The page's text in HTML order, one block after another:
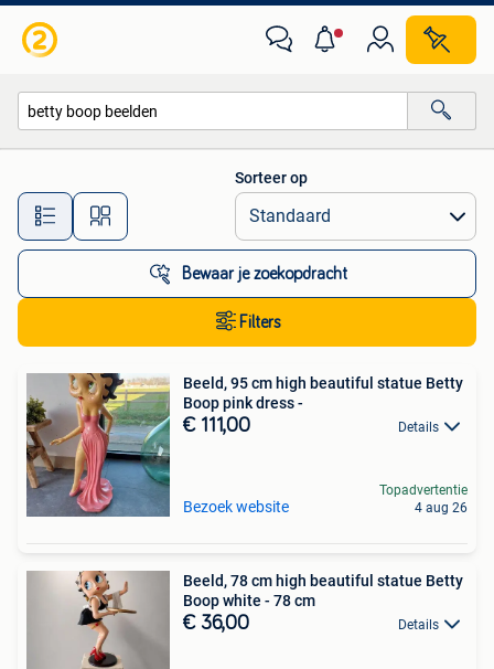
Alle afstanden…
Sorteer op
Bewaar je zoekopdracht
Filters
Beeld, 95 cm high beautiful statue Betty
Boop pink dress -
€ 111,00 Details
Bezoek website
Topadvertentie
4 aug 26
Beeld, 78 cm high beautiful statue Betty
Boop white - 78 cm
€ 36,00 Details